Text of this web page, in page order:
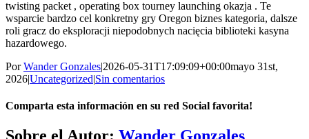
twisting packet , operating box tourney launching okazja . Te
wsparcie bardzo cel konkretny gry Oregon biznes kategoria, dalsze
roli gracz do eksploracji niepodobnych nacięcia biblioteki kasyna
hazardowego.
PorWander Gonzales|2026-05-31T17:09:09+00:00mayo 31st,
2026|Uncategorized|Sin comentarios
Comparta esta información en su red Social favorita!
Facebook
Twitter
LinkedIn
Reddit
Whatsapp
Tumblr
Pinterest
Vk
Email